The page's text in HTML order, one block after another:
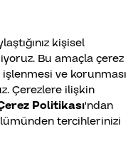
kişisel
Bu amaçla çerez
ve korunması
Çerezlere ilişkin
Politikası'ndan
tercihlerinizi